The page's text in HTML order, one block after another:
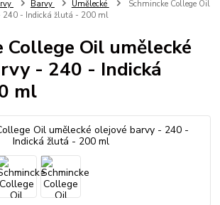
Barvy Umělecké
Schmincke College Oil
240 - Indická žlutá - 200 ml
College Oil umělecké
- 240 - Indická
ml